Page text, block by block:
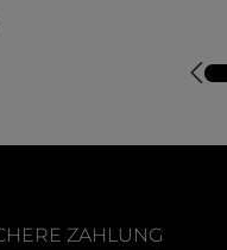
Bewertung von 5
ZAHLUNG